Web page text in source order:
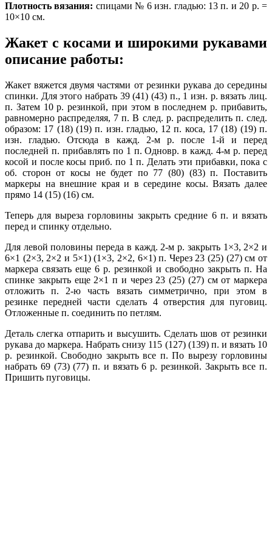
Плотность вязания: спицами № 6 изн. гладью: 13 п. и 20 р. =
10×10 см.
Жакет с косами и широкими рукавами
описание работы:
Жакет вяжется двумя частями от резинки рукава до середины
спинки. Для этого набрать 39 (41) (43) п., 1 изн. р. вязать лиц.
п. Затем 10 р. резинкой, при этом в последнем р. прибавить,
равномерно распределяя, 7 п. В след. р. распределить п. след.
образом: 17 (18) (19) п. изн. гладью, 12 п. коса, 17 (18) (19) п.
изн. гладью. Отсюда в кажд. 2-м р. после 1-й и перед
последней п. прибавлять по 1 п. Одновр. в кажд. 4-м р. перед
косой и после косы приб. по 1 п. Делать эти прибавки, пока с
об. сторон от косы не будет по 77 (80) (83) п. Поставить
маркеры на внешние края и в середине косы. Вязать далее
прямо 14 (15) (16) см.
Теперь для выреза горловины закрыть средние 6 п. и вязать
перед и спинку отдельно.
Для левой половины переда в кажд. 2-м р. закрыть 1×3, 2×2 и
6×1 (2×3, 2×2 и 5×1) (1×3, 2×2, 6×1) п. Через 23 (25) (27) см от
маркера связать еще 6 р. резинкой и свободно закрыть п. На
спинке закрыть еще 2×1 п и через 23 (25) (27) см от маркера
отложить п. 2-ю часть вязать симметрично, при этом в
резинке передней части сделать 4 отверстия для пуговиц.
Отложенные п. соединить по петлям.
Деталь слегка отпарить и высушить. Сделать шов от резинки
рукава до маркера. Набрать снизу 115 (127) (139) п. и вязать 10
р. резинкой. Свободно закрыть все п. По вырезу горловины
набрать 69 (73) (77) п. и вязать 6 р. резинкой. Закрыть все п.
Пришить пуговицы.